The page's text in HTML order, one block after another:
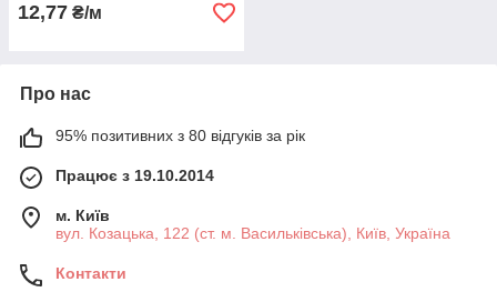
12,77 ₴/м
Про нас
95% позитивних з 80 відгуків за рік
Працює з 19.10.2014
м. Київ
вул. Козацька, 122 (ст. м. Васильківська), Київ, Україна
Контакти